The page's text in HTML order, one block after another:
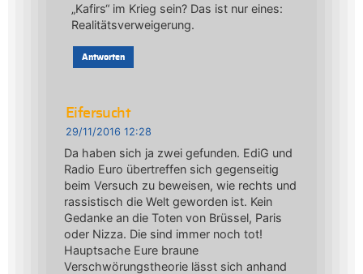
„Kafirs“ im Krieg sein? Das ist nur eines:
Realitätsverweigerung.
Antworten
Eifersucht
29/11/2016 12:28
Da haben sich ja zwei gefunden. EdiG und
Radio Euro übertreffen sich gegenseitig
beim Versuch zu beweisen, wie rechts und
rassistisch die Welt geworden ist. Kein
Gedanke an die Toten von Brüssel, Paris
oder Nizza. Die sind immer noch tot!
Hauptsache Eure braune
Verschwörungstheorie lässt sich anhand